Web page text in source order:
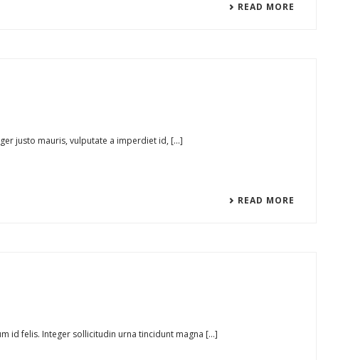
READ MORE
justo mauris, vulputate a imperdiet id, [...]
READ MORE
id felis. Integer sollicitudin urna tincidunt magna [...]